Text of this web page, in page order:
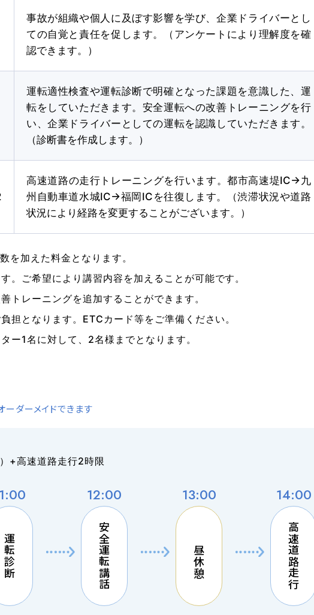
オンライン入校受付
仮申込み
各種割引
事故が組織や個人に及ぼす影響を学び、企業ドライバーとし
ての自覚と責任を促します。（アンケートにより理解度を確
認できます。）
運転適性検査や運転診断で明確となった課題を意識した、運
転をしていただきます。安全運転への改善トレーニングを行
い、企業ドライバーとしての運転を認識していただきます。
（診断書を作成します。）
高速道路の走行トレーニングを行います。都市高速堤IC→九
州自動車道水城IC→福岡ICを往復します。（渋滞状況や道路
状況により経路を変更することがございます。）
を加えた料金となります。
。ご希望により講習内容を加えることが可能です。
トレーニングを追加することができます。
担となります。ETCカード等をご準備ください。
ー1名に対して、2名様までとなります。
ーダーメイドできます
+高速道路走行2時限
運転診断
12:00
安全運転講話
13:00
お昼休憩
14:00
高速道路走行